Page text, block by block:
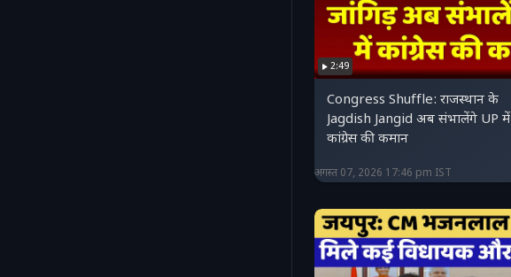
2:49
Congress Shuffle: राजस्थान के
Jagdish Jangid अब संभालेंगे UP में
कांग्रेस की कमान
अगस्त 07, 2026 17:46 pm IST